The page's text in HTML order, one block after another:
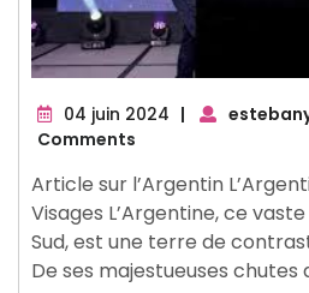
04 juin 2024 04
|
Comments
Article sur l’Argentin
Visages L’Argentine, ce
Sud, est une terre de
De ses majestueuses chutes